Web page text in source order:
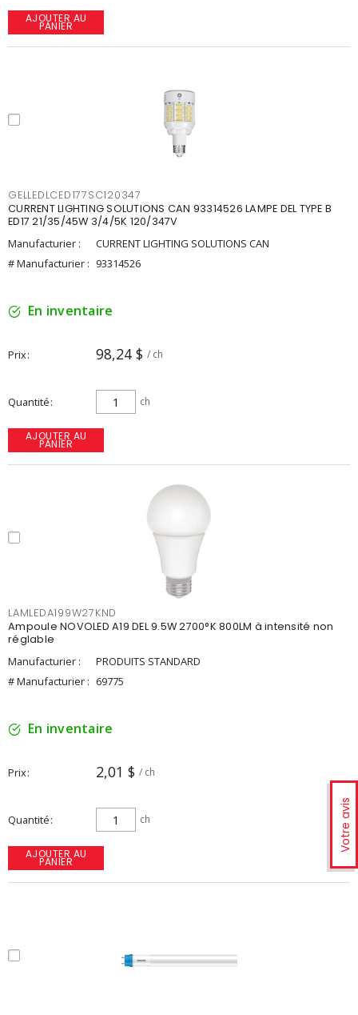
Votre avis
AJOUTER AU
PANIER
GELLEDLCED177SC120347
CURRENT LIGHTING SOLUTIONS CAN 93314526 LAMPE DEL TYPE B
ED17 21/35/45W 3/4/5K 120/347V
Manufacturier :
CURRENT LIGHTING SOLUTIONS CAN
# Manufacturier : 93314526
En inventaire
Prix 98,24 $ / ch
Quantité ch
AJOUTER AU
PANIER
LAMLEDA199W27KND
Ampoule NOVOLED A19 DEL 9.5W 2700°K 800LM à intensité non
réglable
Manufacturier :
PRODUITS STANDARD
# Manufacturier : 69775
En inventaire
Prix 2,01 $ / ch
Quantité ch
AJOUTER AU
PANIER